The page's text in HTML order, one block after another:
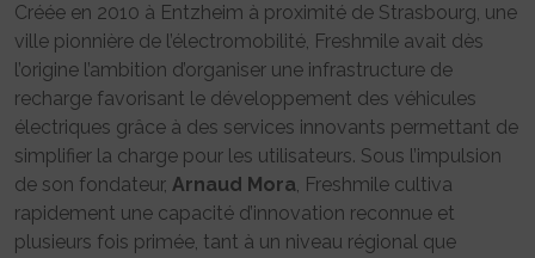
Créée en 2010 à Entzheim à proximité de Strasbourg, une
ville pionnière de l’électromobilité, Freshmile avait dès
l’origine l’ambition d’organiser une infrastructure de
recharge favorisant le développement des véhicules
électriques grâce à des services innovants permettant de
simplifier la charge pour les utilisateurs. Sous l’impulsion
de son fondateur, Arnaud Mora, Freshmile cultiva
rapidement une capacité d’innovation reconnue et
plusieurs fois primée, tant à un niveau régional que